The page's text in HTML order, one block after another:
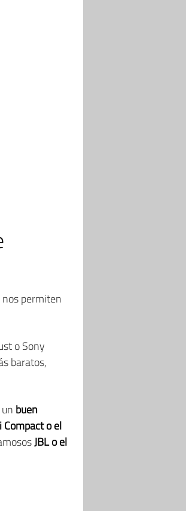
permiten
o Sony
baratos,
buen
o el
JBL o el